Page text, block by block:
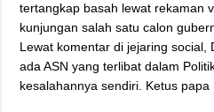
tertangkap basah lewat rekaman
kunjungan salah satu calon
Lewat komentar di jejaring social,
ada ASN yang terlibat dalam
kesalahannya sendiri. Ketus papa